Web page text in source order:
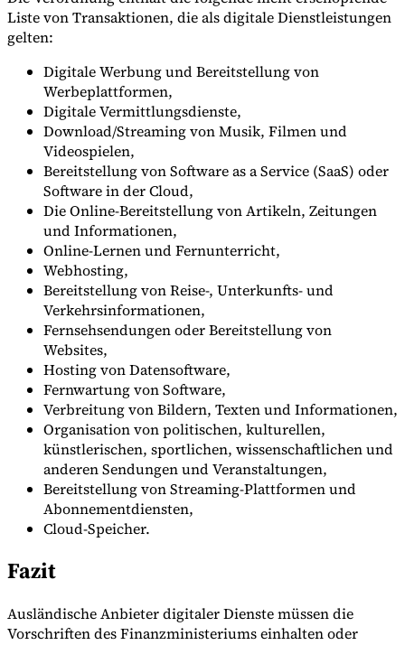
Liste von Transaktionen, die als digitale Dienstleistungen
gelten:
Digitale Werbung und Bereitstellung von
Werbeplattformen,
Digitale Vermittlungsdienste,
Download/Streaming von Musik, Filmen und
Videospielen,
Bereitstellung von Software as a Service (SaaS) oder
Software in der Cloud,
Die Online-Bereitstellung von Artikeln, Zeitungen
und Informationen,
Online-Lernen und Fernunterricht,
Webhosting,
Bereitstellung von Reise-, Unterkunfts- und
Verkehrsinformationen,
Fernsehsendungen oder Bereitstellung von
Websites,
Hosting von Datensoftware,
Fernwartung von Software,
Verbreitung von Bildern, Texten und Informationen,
Organisation von politischen, kulturellen,
künstlerischen, sportlichen, wissenschaftlichen und
anderen Sendungen und Veranstaltungen,
Bereitstellung von Streaming-Plattformen und
Abonnementdiensten,
Cloud-Speicher.
Fazit
Ausländische Anbieter digitaler Dienste müssen die
Vorschriften des Finanzministeriums einhalten oder